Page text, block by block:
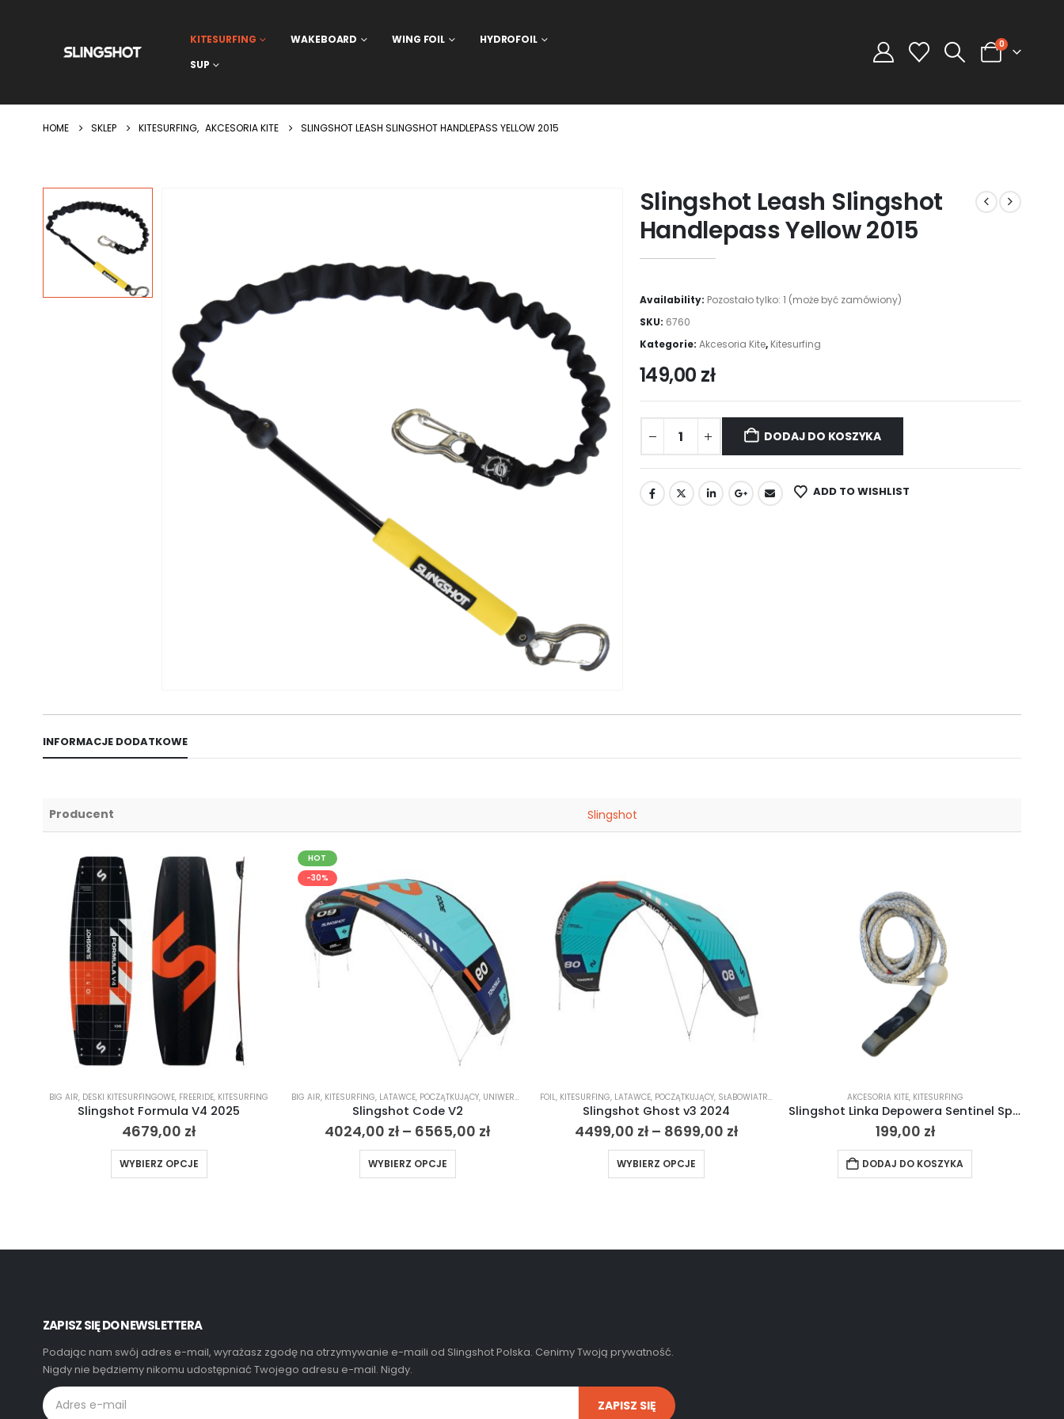
KITESURFING WAKEBOARD WING FOIL
HYDROFOIL
SUP
0
HOME SKLEP KITESURFING, AKCESORIA KITE SLINGSHOT LEASH SLINGSHOT HANDLEPASS YELLOW 2015
Slingshot Leash Slingshot
Handlepass Yellow 2015
Availability: Pozostało tylko: 1 (może być zamówiony)
SKU: 6760
Kategorie: Akcesoria Kite, Kitesurfing
149,00 zł
DODAJ DO KOSZYKA
ADD TO WISHLIST
INFORMACJE DODATKOWE
Producent Slingshot
BIG AIR, DESKI KITESURFINGOWE, FREERIDE, KITESURFING
Slingshot Formula V4 2025
4679,00 zł
WYBIERZ OPCJE
HOT
-30%
BIG AIR, KITESURFING, LATAWCE, POCZĄTKUJĄCY, UNIWERSALNY - ALLROUND
Slingshot Code V2
4024,00 zł – 6565,00 zł
WYBIERZ OPCJE
FOIL, KITESURFING, LATAWCE, POCZĄTKUJĄCY, SŁABOWIATROWY UNIWERSALNY - ALLROUND,WAVE
Slingshot Ghost v3 2024
4499,00 zł – 8699,00 zł
WYBIERZ OPCJE
AKCESORIA KITE, KITESURFING
Slingshot Linka Depowera Sentinel Spectra trim rope
199,00 zł
DODAJ DO KOSZYKA
ZAPISZ SIĘ DO NEWSLETTERA
Podając nam swój adres e-mail, wyrażasz zgodę na otrzymywanie e-maili od Slingshot Polska. Cenimy Twoją prywatność.
Nigdy nie będziemy nikomu udostępniać Twojego adresu e-mail. Nigdy.